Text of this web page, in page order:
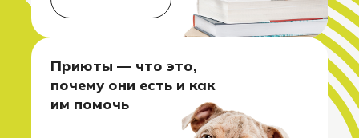
Приюты — что это,
почему они есть и как
им помочь